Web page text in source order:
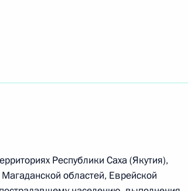
фонда
Республики Саха (Якутия),
областей, Еврейской